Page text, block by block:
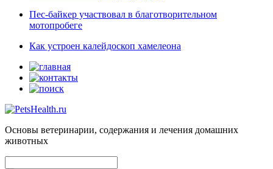
Пес-байкер участвовал в благотворительном
мотопробеге
Как устроен калейдоскоп хамелеона
Основы ветеринарии, содержания и лечения домашних
животных